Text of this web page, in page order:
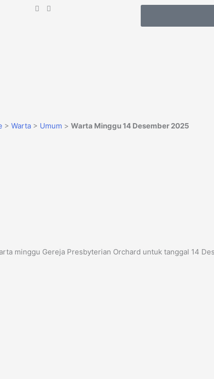
> Warta> Umum > Warta Minggu 14 Desember 2025
minggu Gereja Presbyterian Orchard untuk tanggal 14